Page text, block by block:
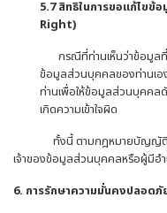
5.7 สิทธิในการขอแก้ไขข้
Right)
กรณีที่ท่านเห็นว่าข้อมูลที่
ข้อมูลส่วนบุคคลของท่านเอ
ท่านเพื่อให้ข้อมูลส่วนบุคคล
เกิดความเข้าใจผิด
ทั้งนี้ ตามกฎหมายบัญญัติและ
เจ้าของข้อมูลส่วนบุคคลหรือผู้มีอ
6. การรักษาความมั่นคงปลอด